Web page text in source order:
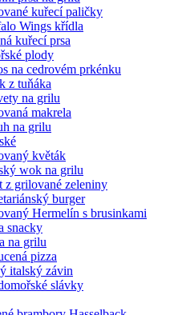
kuřecí paličky
Wings křídla
kuřecí prsa
plody
na cedrovém prkénku
z tuňáka
na grilu
makrela
na grilu
květák
wok na grilu
z grilované zeleniny
burger
Hermelín s brusinkami
snacky
na grilu
pizza
italský závin
slávky